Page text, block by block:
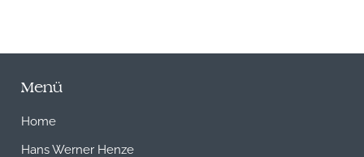
Menü
Home
Hans Werner Henze